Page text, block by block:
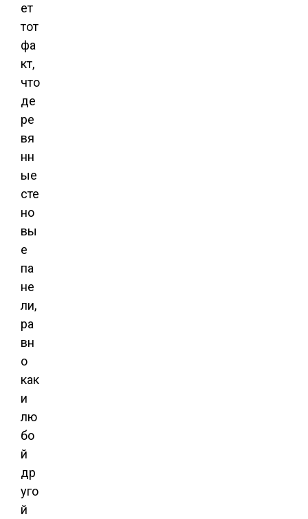
ет
тот
фа
кт,
что
де
ре
вя
нн
ые
сте
но
вы
е
па
не
ли,
ра
вн
о
как
и
лю
бо
й
др
уго
й